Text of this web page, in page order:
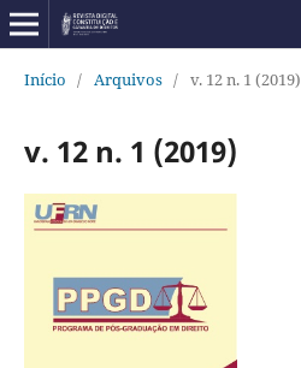
Início / Arquivos / v. 12 n. 1 (2019)
v. 12 n. 1 (2019)